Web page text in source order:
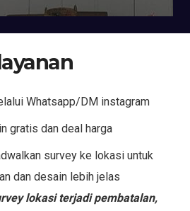
Whatsapp/DM instagram
gratis dan deal harga
survey ke lokasi untuk
dan desain lebih jelas
lokasi terjadi pembatalan,